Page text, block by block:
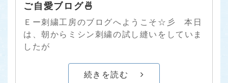
ご自愛ブログ🍜
Ｅー刺繍工房のブログへようこそ☆彡 本日
は、朝からミシン刺繍の試し縫いをしていま
したが
続きを読む